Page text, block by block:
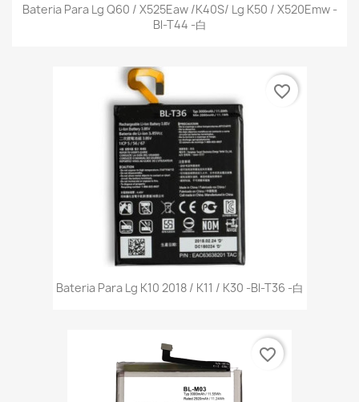
Bateria Para Lg Q60 / X525Eaw /K40S/ Lg K50 / X520Emw -
Bl-T44 -白
Bateria Para Lg K10 2018 / K11 / K30 -Bl-T36 -白
favorite_border
favorite_border